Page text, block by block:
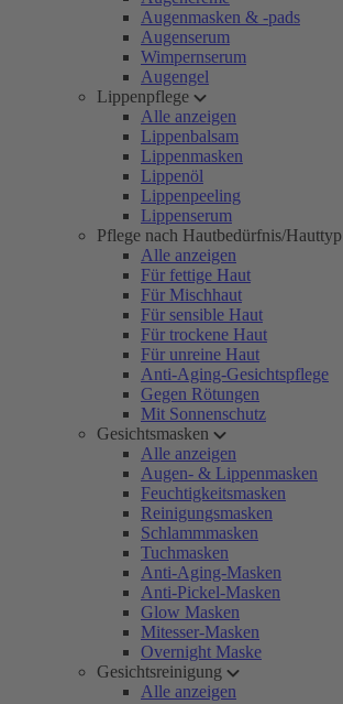
Augenmasken & -pads
Augenserum
Wimpernserum
Augengel
Lippenpflege
Alle anzeigen
Lippenbalsam
Lippenmasken
Lippenöl
Lippenpeeling
Lippenserum
Pflege nach Hautbedürfnis/Hauttyp
Alle anzeigen
Für fettige Haut
Für Mischhaut
Für sensible Haut
Für trockene Haut
Für unreine Haut
Anti-Aging-Gesichtspflege
Gegen Rötungen
Mit Sonnenschutz
Gesichtsmasken
Alle anzeigen
Augen- & Lippenmasken
Feuchtigkeitsmasken
Reinigungsmasken
Schlammmasken
Tuchmasken
Anti-Aging-Masken
Anti-Pickel-Masken
Glow Masken
Mitesser-Masken
Overnight Maske
Gesichtsreinigung
Alle anzeigen